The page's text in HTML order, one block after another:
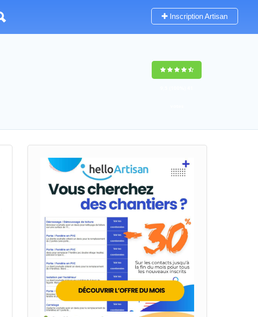
Inscription Artisan